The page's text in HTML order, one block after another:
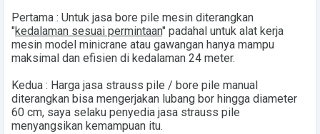
Pertama : Untuk jasa bore pile mesin diterangkan
"kedalaman sesuai permintaan" padahal untuk alat kerja
mesin model minicrane atau gawangan hanya mampu
maksimal dan efisien di kedalaman 24 meter.
Kedua : Harga jasa strauss pile / bore pile manual
diterangkan bisa mengerjakan lubang bor hingga diameter
60 cm, saya selaku penyedia jasa strauss pile
menyangsikan kemampuan itu.